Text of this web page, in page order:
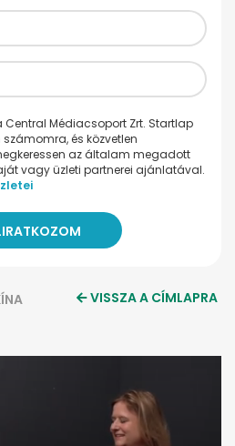
Central Médiacsoport Zrt. Startlap
és közvetlen
az általam megadott
vagy üzleti partnerei ajánlatával.
VISSZA A CÍMLAPRA